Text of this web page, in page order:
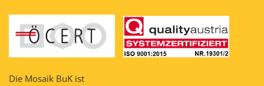
Die Mosaik BuK ist